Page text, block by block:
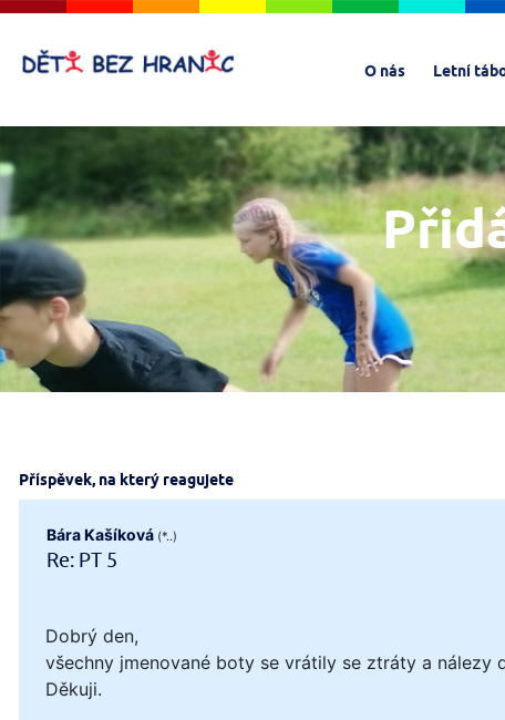
O nás Letní
Příspěvek, na který reagujete
Bára Kašíková (*..)
Re: PT 5
Dobrý den,
všechny jmenované boty se vrátily se ztráty a nálezy
Děkuji.